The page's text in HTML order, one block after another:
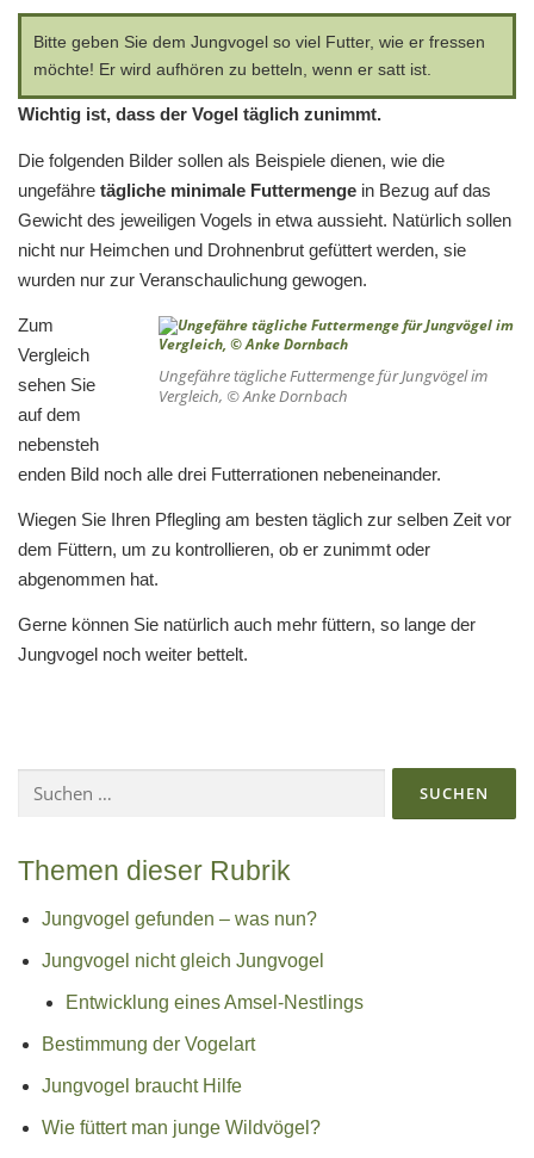
Bitte geben Sie dem Jungvogel so viel Futter, wie er fressen
möchte! Er wird aufhören zu betteln, wenn er satt ist.
Wichtig ist, dass der Vogel täglich zunimmt.
Die folgenden Bilder sollen als Beispiele dienen, wie die
ungefähre tägliche minimale Futtermenge in Bezug auf das
Gewicht des jeweiligen Vogels in etwa aussieht. Natürlich sollen
nicht nur Heimchen und Drohnenbrut gefüttert werden, sie
wurden nur zur Veranschaulichung gewogen.
Ungefähre tägliche Futtermenge für Jungvögel im
Vergleich, © Anke Dornbach
Zum
Vergleich
sehen Sie
auf dem
nebensteh
enden Bild noch alle drei Futterrationen nebeneinander.
Wiegen Sie Ihren Pflegling am besten täglich zur selben Zeit vor
dem Füttern, um zu kontrollieren, ob er zunimmt oder
abgenommen hat.
Gerne können Sie natürlich auch mehr füttern, so lange der
Jungvogel noch weiter bettelt.
nach:
Themen dieser Rubrik
Jungvogel gefunden – was nun?
Jungvogel nicht gleich Jungvogel
Entwicklung eines Amsel-Nestlings
Bestimmung der Vogelart
Jungvogel braucht Hilfe
Wie füttert man junge Wildvögel?